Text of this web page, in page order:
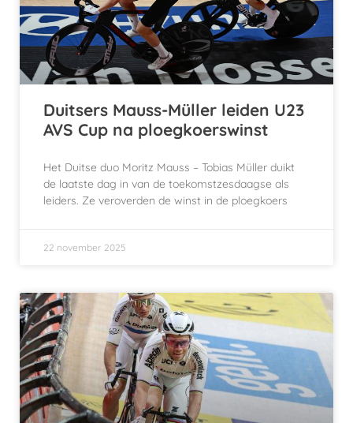
Duitsers Mauss-Müller leiden U23
AVS Cup na ploegkoerswinst
Het Duitse duo Moritz Mauss – Tobias Müller duikt
de laatste dag in van de toekomstzesdaagse als
leiders. Ze veroverden de winst in de ploegkoers
22 november 2025